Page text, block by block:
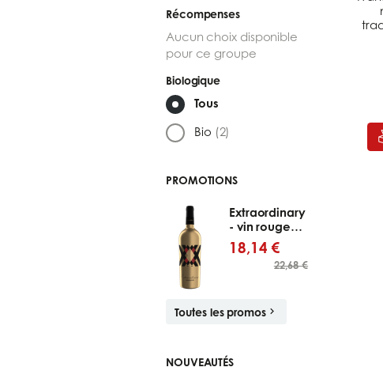
Récompenses
Aucun choix disponible
pour ce groupe
Biologique
Tous
Bio (2)
PROMOTIONS
Extraordinary
- vin rouge
italien
18,14 €
22,68 €
Toutes les promos
NOUVEAUTÉS